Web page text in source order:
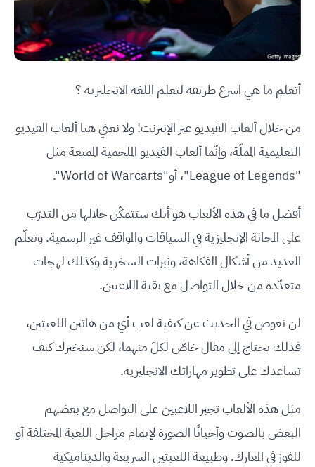
أتعلم ما هي اسرع طريقة لتعلم اللغة الانجليزية ؟
من خلال ألعاب الفيديو عبر الإنترنت! ولا نعني هنا ألعاب الفيديو
التعليمية المملّة، وإنّما ألعاب الفيديو الملحمية الممتعة مثل
"League of Legends"، أو"World of Warcarts".
أفضل ما في هذه الألعاب هو أنك ستتمكّن خلالها من التدرّب
على المحاثة الإنجليزية في السياقات والمواقف غير الرسمية. وتعلّم
العديد من أشكال الفكاهة، ونبرات السخرية وكذلك لهجات
متعدّدة من خلال التواصل مع بقية اللاعبين.
لن نغوص في الحديث عن كيفية لعب أيّ من هاتين اللعبتين،
فذلك يحتاج إلى مقال خاصّ لكلّ منهما، لكن سنخبرك كيف
تساعدك على تطوير مهاراتك الانجليزية.
مثل هذه الألعاب تجبر اللاعبين على التواصل مع بعضهم
البعض بالصوت وأحيانًا الصورة لإتمام مراحل اللعبة المختلفة أو
للفوز في المعارك. وطبيعة اللعبتين السريعة والديناميكية